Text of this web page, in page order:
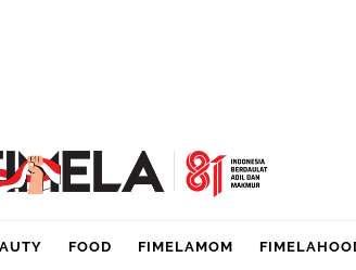
FOOD FIMELAMOM